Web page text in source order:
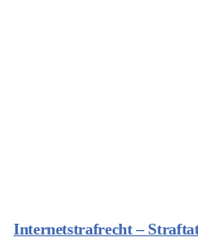
Internetstrafrecht –